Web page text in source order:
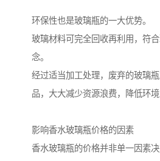
环保性也是玻璃瓶的一大优势。
玻璃材料可完全回收再利用，符
念。
经过适当加工处理，废弃的玻璃
品，大大减少资源浪费，降低环境
影响香水玻璃瓶价格的因素
香水玻璃瓶的价格并非单一因素